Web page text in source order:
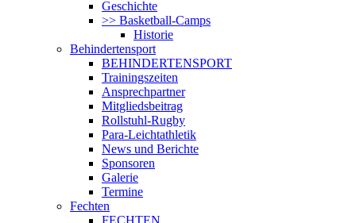
Geschichte
>> Basketball-Camps
Historie
Behindertensport
BEHINDERTENSPORT
Trainingszeiten
Ansprechpartner
Mitgliedsbeitrag
Rollstuhl-Rugby
Para-Leichtathletik
News und Berichte
Sponsoren
Galerie
Termine
Fechten
FECHTEN